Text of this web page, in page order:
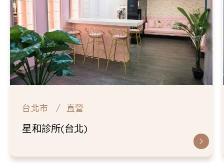
台北市 直營
星和診所(台北)